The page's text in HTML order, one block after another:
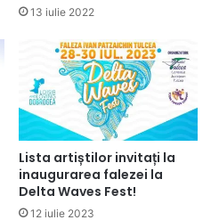
13 iulie 2022
Lista artiștilor invitați la
inaugurarea falezei la
Delta Waves Fest!
12 iulie 2023